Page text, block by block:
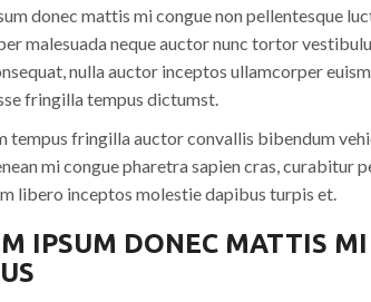
donec mattis mi congue non pellentesque
malesuada neque auctor nunc tortor
nulla auctor inceptos ullamcorper
fringilla tempus dictumst.
tempus fringilla auctor convallis bibendum
mi congue pharetra sapien cras,
libero inceptos molestie dapibus turpis et.
IPSUM DONEC MATTIS